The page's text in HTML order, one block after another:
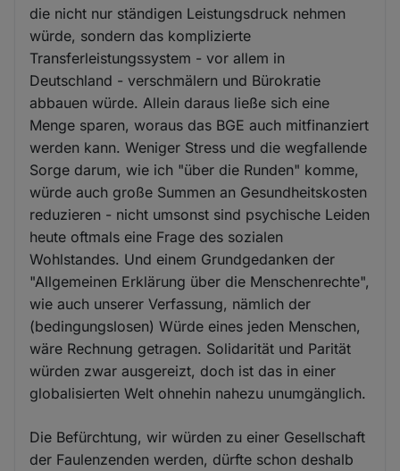
die nicht nur ständigen Leistungsdruck nehmen
würde, sondern das komplizierte
Transferleistungssystem - vor allem in
Deutschland - verschmälern und Bürokratie
abbauen würde. Allein daraus ließe sich eine
Menge sparen, woraus das BGE auch mitfinanziert
werden kann. Weniger Stress und die wegfallende
Sorge darum, wie ich "über die Runden" komme,
würde auch große Summen an Gesundheitskosten
reduzieren - nicht umsonst sind psychische Leiden
heute oftmals eine Frage des sozialen
Wohlstandes. Und einem Grundgedanken der
"Allgemeinen Erklärung über die Menschenrechte",
wie auch unserer Verfassung, nämlich der
(bedingungslosen) Würde eines jeden Menschen,
wäre Rechnung getragen. Solidarität und Parität
würden zwar ausgereizt, doch ist das in einer
globalisierten Welt ohnehin nahezu unumgänglich.
Die Befürchtung, wir würden zu einer Gesellschaft
der Faulenzenden werden, dürfte schon deshalb